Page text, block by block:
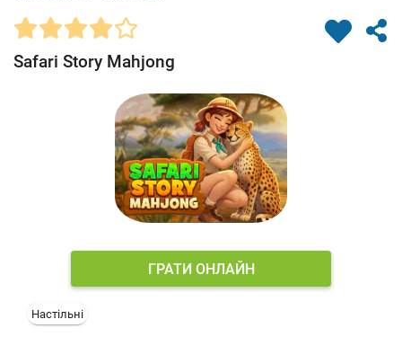
Safari Story Mahjong
ГРАТИ ОНЛАЙН
Настільні